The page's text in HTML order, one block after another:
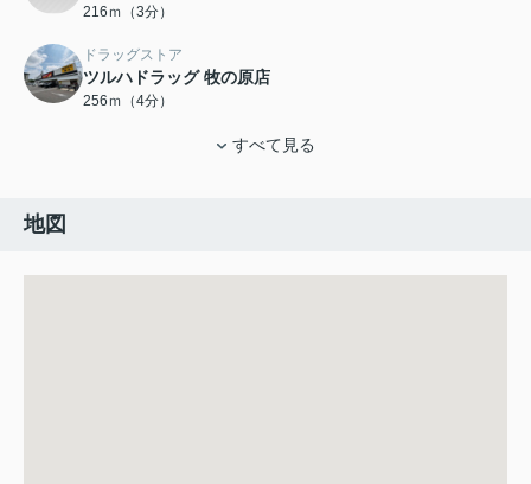
216ｍ（3分）
ドラッグストア
ツルハドラッグ 牧の原店
256ｍ（4分）
すべて見る
地図